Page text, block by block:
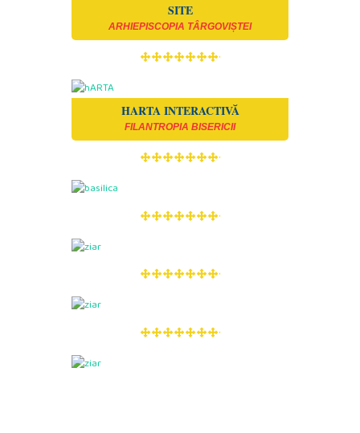
SITE
ARHIEPISCOPIA TÂRGOVIȘTEI
HARTA INTERACTIVĂ
FILANTROPIA BISERICII